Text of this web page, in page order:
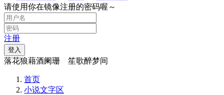
请使用你在镜像注册的密码喔～
注册
登入
落花狼藉酒阑珊 笙歌醉梦间
首页
小说文字区